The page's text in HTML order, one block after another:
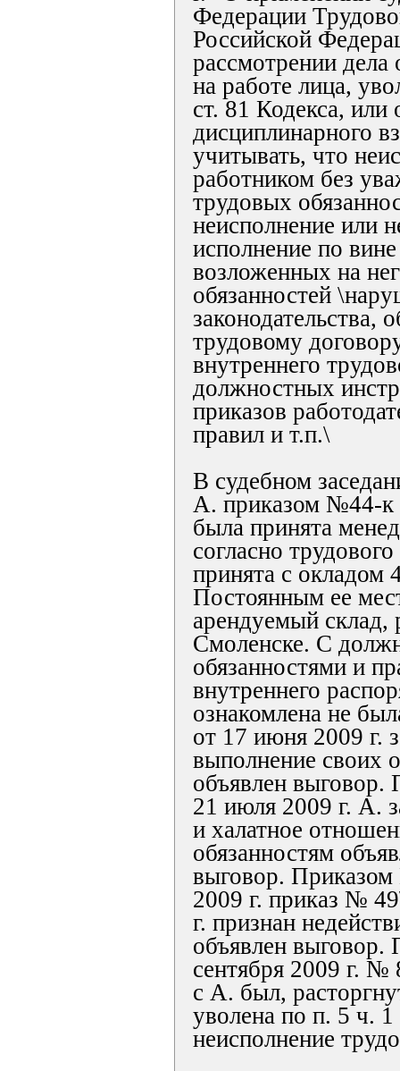
Федерации
Российской
рассмотрении дела
на работе лица,
ст. 81 Кодекса, или
дисциплинарного
учитывать, что
работником без
трудовых
неисполнение или
исполнение по
возложенных на
обязанностей
законодательства,
трудовому
внутреннего
должностных
приказов
правил и т.п.\
В судебном
А. приказом №44-к
была принята
согласно
принята с окладом
Постоянным ее
арендуемый склад,
Смоленске. С
обязанностями и
внутреннего
ознакомлена не
от 17 июня 2009 г.
выполнение своих
объявлен
21 июля 2009 г. А.
и халатное
обязанностям
выговор.
2009 г. приказ №
г. признан
объявлен выговор.
сентября 2009 г. №
с А. был,
уволена по п. 5 ч.
неисполнение